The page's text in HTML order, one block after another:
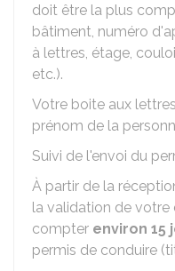
doit être la plus
bâtiment, numéro
à lettres, étage,
etc.).
Votre boite aux
prénom de la
Suivi de l'envoi du
À partir de la
la validation de votre
compter environ 15
permis de conduire